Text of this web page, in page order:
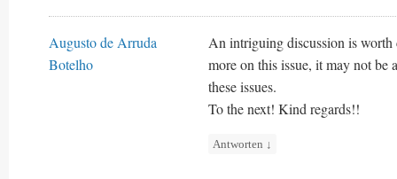
Augusto de Arruda
Botelho
An intriguing discussion is
more on this issue, it may not be
these issues.
To the next! Kind regards!!
Antworten ↓